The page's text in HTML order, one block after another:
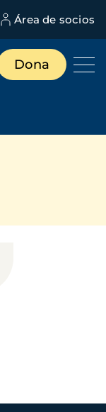
Área de socios
Dona